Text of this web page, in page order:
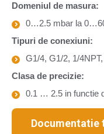
Domeniul de masura:
0…2.5 mbar la
Tipuri de conexiuni:
G1/4, G1/2, 1/
Clasa de precizie:
0.1 … 2.5 in functie
Documentatie